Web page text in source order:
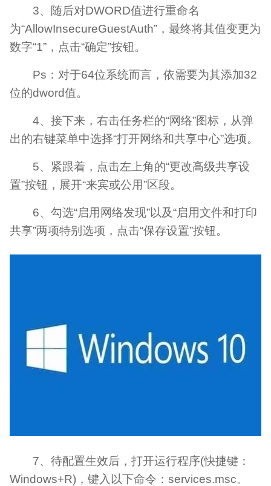
3、随后对DWORD值进行重命名
为“AllowInsecureGuestAuth”，最终将其值变更为
数字“1”，点击“确定”按钮。
Ps：对于64位系统而言，依需要为其添加32
位的dword值。
4、接下来，右击任务栏的“网络”图标，从弹
出的右键菜单中选择“打开网络和共享中心”选项。
5、紧跟着，点击左上角的“更改高级共享设
置”按钮，展开“来宾或公用”区段。
6、勾选“启用网络发现”以及“启用文件和打印
共享”两项特别选项，点击“保存设置”按钮。
7、待配置生效后，打开运行程序(快捷键：
Windows+R)，键入以下命令：services.msc。